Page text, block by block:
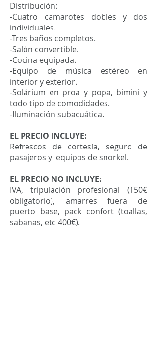
Distribución:
-Cuatro camarotes dobles y dos
individuales.
-Tres baños completos.
-Salón convertible.
-Cocina equipada.
-Equipo de música estéreo en
interior y exterior.
-Solárium en proa y popa, bimini y
todo tipo de comodidades.
-Iluminación subacuática.
EL PRECIO INCLUYE:
Refrescos de cortesía, seguro de
pasajeros y equipos de snorkel.
EL PRECIO NO INCLUYE:
IVA, tripulación profesional (150€
obligatorio), amarres fuera de
puerto base, pack confort (toallas,
sabanas, etc 400€).